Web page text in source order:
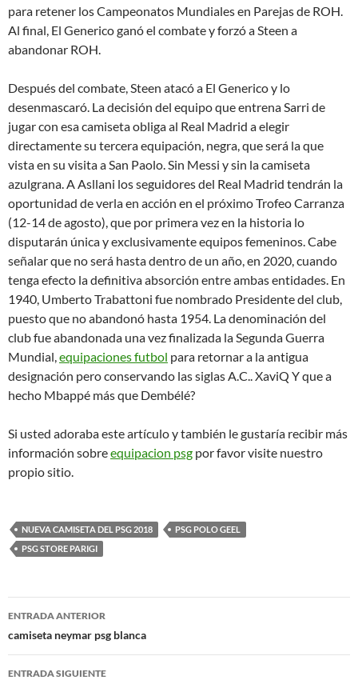
para retener los Campeonatos Mundiales en Parejas de ROH.
Al final, El Generico ganó el combate y forzó a Steen a
abandonar ROH.
Después del combate, Steen atacó a El Generico y lo
desenmascaró. La decisión del equipo que entrena Sarri de
jugar con esa camiseta obliga al Real Madrid a elegir
directamente su tercera equipación, negra, que será la que
vista en su visita a San Paolo. Sin Messi y sin la camiseta
azulgrana. A Asllani los seguidores del Real Madrid tendrán la
oportunidad de verla en acción en el próximo Trofeo Carranza
(12-14 de agosto), que por primera vez en la historia lo
disputarán única y exclusivamente equipos femeninos. Cabe
señalar que no será hasta dentro de un año, en 2020, cuando
tenga efecto la definitiva absorción entre ambas entidades. En
1940, Umberto Trabattoni fue nombrado Presidente del club,
puesto que no abandonó hasta 1954. La denominación del
club fue abandonada una vez finalizada la Segunda Guerra
Mundial,equipaciones futbol para retornar a la antigua
designación pero conservando las siglas A.C.. XaviQ Y que a
hecho Mbappé más que Dembélé?
Si usted adoraba este artículo y también le gustaría recibir más
información sobreequipacion psg por favor visite nuestro
propio sitio.
NUEVA CAMISETA DEL PSG 2018
PSG POLO GEEL
PSG STORE PARIGI
Navegación
de
entradas
ENTRADA ANTERIOR
camiseta neymar psg blanca
ENTRADA SIGUIENTE